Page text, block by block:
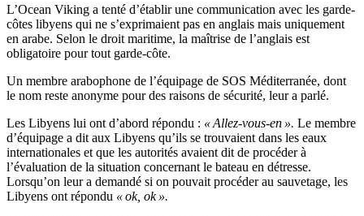
L’Ocean Viking a tenté d’établir une communication avec les garde-
côtes libyens qui ne s’exprimaient pas en anglais mais uniquement
en arabe. Selon le droit maritime, la maîtrise de l’anglais est
obligatoire pour tout garde-côte.
Un membre arabophone de l’équipage de SOS Méditerranée, dont
le nom reste anonyme pour des raisons de sécurité, leur a parlé.
Les Libyens lui ont d’abord répondu : « Allez-vous-en ». Le membre
d’équipage a dit aux Libyens qu’ils se trouvaient dans les eaux
internationales et que les autorités avaient dit de procéder à
l’évaluation de la situation concernant le bateau en détresse.
Lorsqu’on leur a demandé si on pouvait procéder au sauvetage, les
Libyens ont répondu « ok, ok ».